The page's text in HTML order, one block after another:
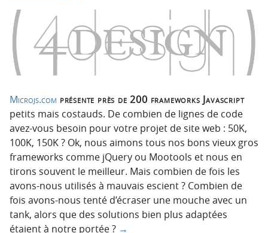
e
Microjs.com présente près de 200 frameworks Javascript
petits mais costauds. De combien de lignes de code
avez-vous besoin pour votre projet de site web : 50K,
100K, 150K ? Ok, nous aimons tous nos bons vieux gros
frameworks comme jQuery ou Mootools et nous en
tirons souvent le meilleur. Mais combien de fois les
avons-nous utilisés à mauvais escient ? Combien de
fois avons-nous tenté d’écraser une mouche avec un
tank, alors que des solutions bien plus adaptées
étaient à notre portée ? →